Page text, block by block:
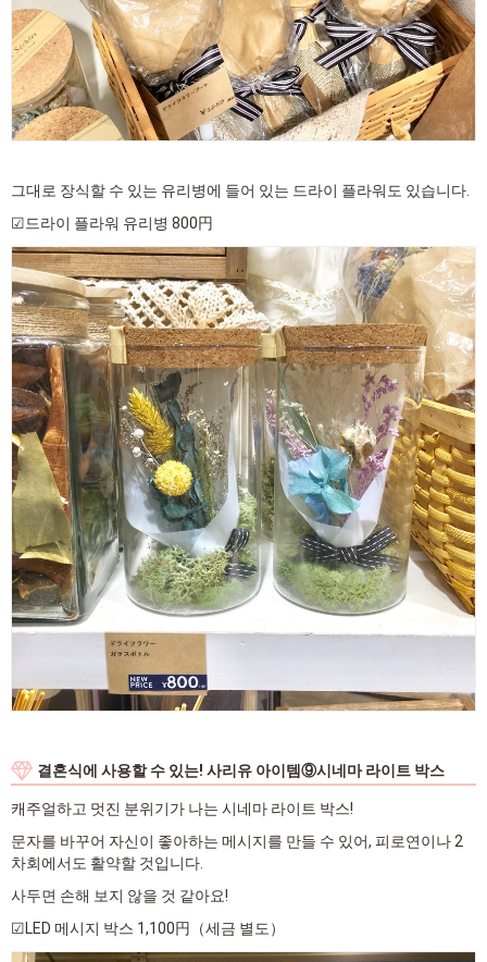
그대로 장식할 수 있는 유리병에 들어 있는 드라이 플라워도 있습니다.
☑드라이 플라워 유리병 800円
결혼식에 사용할 수 있는! 사리유 아이템⑨시네마 라이트 박스
캐주얼하고 멋진 분위기가 나는 시네마 라이트 박스!
문자를 바꾸어 자신이 좋아하는 메시지를 만들 수 있어, 피로연이나 2
차회에서도 활약할 것입니다.
사두면 손해 보지 않을 것 같아요!
☑LED 메시지 박스 1,100円（세금 별도）